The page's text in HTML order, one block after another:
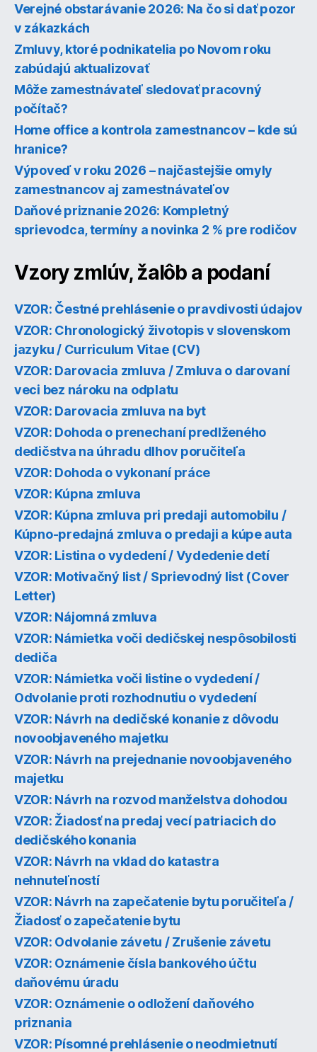
Verejné obstarávanie 2026: Na čo si dať pozor
v zákazkách
Zmluvy, ktoré podnikatelia po Novom roku
zabúdajú aktualizovať
Môže zamestnávateľ sledovať pracovný
počítač?
Home office a kontrola zamestnancov – kde sú
hranice?
Výpoveď v roku 2026 – najčastejšie omyly
zamestnancov aj zamestnávateľov
Daňové priznanie 2026: Kompletný
sprievodca, termíny a novinka 2 % pre rodičov
Vzory zmlúv, žalôb a podaní
VZOR: Čestné prehlásenie o pravdivosti údajov
VZOR: Chronologický životopis v slovenskom
jazyku / Curriculum Vitae (CV)
VZOR: Darovacia zmluva / Zmluva o darovaní
veci bez nároku na odplatu
VZOR: Darovacia zmluva na byt
VZOR: Dohoda o prenechaní predlženého
dedičstva na úhradu dlhov poručiteľa
VZOR: Dohoda o vykonaní práce
VZOR: Kúpna zmluva
VZOR: Kúpna zmluva pri predaji automobilu /
Kúpno-predajná zmluva o predaji a kúpe auta
VZOR: Listina o vydedení / Vydedenie detí
VZOR: Motivačný list / Sprievodný list (Cover
Letter)
VZOR: Nájomná zmluva
VZOR: Námietka voči dedičskej nespôsobilosti
dediča
VZOR: Námietka voči listine o vydedení /
Odvolanie proti rozhodnutiu o vydedení
VZOR: Návrh na dedičské konanie z dôvodu
novoobjaveného majetku
VZOR: Návrh na prejednanie novoobjaveného
majetku
VZOR: Návrh na rozvod manželstva dohodou
VZOR: Žiadosť na predaj vecí patriacich do
dedičského konania
VZOR: Návrh na vklad do katastra
nehnuteľností
VZOR: Návrh na zapečatenie bytu poručiteľa /
Žiadosť o zapečatenie bytu
VZOR: Odvolanie závetu / Zrušenie závetu
VZOR: Oznámenie čísla bankového účtu
daňovému úradu
VZOR: Oznámenie o odložení daňového
priznania
VZOR: Písomné prehlásenie o neodmietnutí